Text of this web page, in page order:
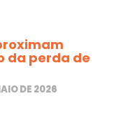
da perda de
DE 2026